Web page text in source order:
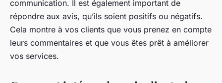
communication. Il est également important de
répondre aux avis, qu’ils soient positifs ou négatifs.
Cela montre à vos clients que vous prenez en compte
leurs commentaires et que vous êtes prêt à améliorer
vos services.